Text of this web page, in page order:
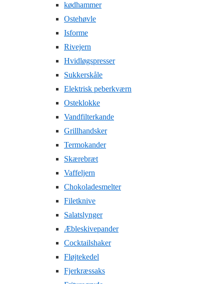
kødhammer
Ostehøvle
Isforme
Rivejern
Hvidløgspresser
Sukkerskåle
Elektrisk peberkværn
Osteklokke
Vandfilterkande
Grillhandsker
Termokander
Skærebræt
Vaffeljern
Chokoladesmelter
Filetknive
Salatslynger
Æbleskivepander
Cocktailshaker
Fløjtekedel
Fjerkræssaks